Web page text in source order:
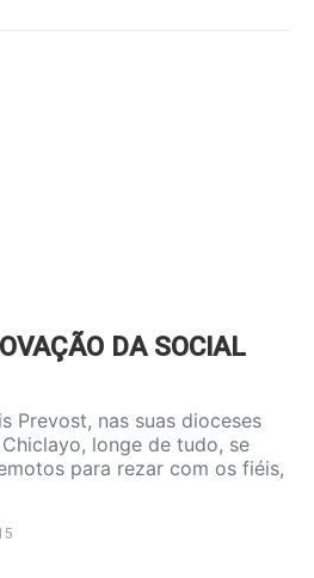
DA SOCIAL
Prevost, nas suas dioceses
longe de tudo, se
para rezar com os fiéis,